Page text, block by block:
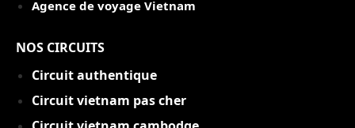
Agence de voyage Vietnam
NOS CIRCUITS
Circuit authentique
Circuit vietnam pas cher